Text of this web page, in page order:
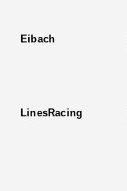
Eibach
LinesRacing